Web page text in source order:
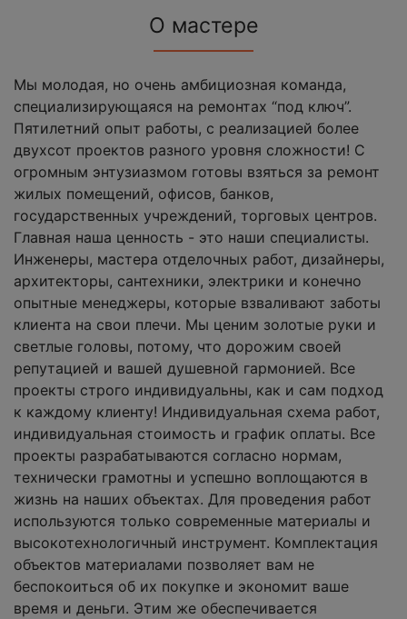
О мастере
Мы молодая, но очень амбициозная команда,
специализирующаяся на ремонтах “под ключ”.
Пятилетний опыт работы, с реализацией более
двухсот проектов разного уровня сложности! С
огромным энтузиазмом готовы взяться за ремонт
жилых помещений, офисов, банков,
государственных учреждений, торговых центров.
Главная наша ценность - это наши специалисты.
Инженеры, мастера отделочных работ, дизайнеры,
архитекторы, сантехники, электрики и конечно
опытные менеджеры, которые взваливают заботы
клиента на свои плечи. Мы ценим золотые руки и
светлые головы, потому, что дорожим своей
репутацией и вашей душевной гармонией. Все
проекты строго индивидуальны, как и сам подход
к каждому клиенту! Индивидуальная схема работ,
индивидуальная стоимость и график оплаты. Все
проекты разрабатываются согласно нормам,
технически грамотны и успешно воплощаются в
жизнь на наших объектах. Для проведения работ
используются только современные материалы и
высокотехнологичный инструмент. Комплектация
объектов материалами позволяет вам не
беспокоиться об их покупке и экономит ваше
время и деньги. Этим же обеспечивается